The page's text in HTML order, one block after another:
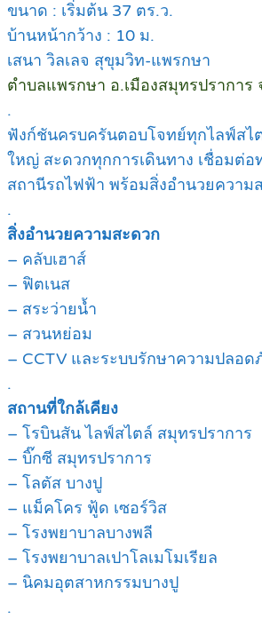
ขนาด : เริ่มต้น 37 ตร.ว.
บ้านหน้ากว้าง : 10 ม.
เสนา วิลเลจ สุขุมวิท-แพรกษา
ตำบลแพรกษา อ.เมืองสมุทรปราการ
.
ฟังก์ชันครบครันตอบโจทย์ทุกไลฟ์สไ
ใหญ่ สะดวกทุกการเดินทาง เชื่อมต่อ
สถานีรถไฟฟ้า พร้อมสิ่งอำนวยความ
.
สิ่งอำนวยความสะดวก
– คลับเฮาส์
– ฟิตเนส
– สระว่ายน้ำ
– สวนหย่อม
– CCTV และระบบรักษาความปลอ
.
สถานที่ใกล้เคียง
– โรบินสัน ไลฟ์สไตล์ สมุทรปราการ
– บิ๊กซี สมุทรปราการ
– โลตัส บางปู
– แม็คโคร ฟู้ด เซอร์วิส
– โรงพยาบาลบางพลี
– โรงพยาบาลเปาโลเมโมเรียล
– นิคมอุตสาหกรรมบางปู
.